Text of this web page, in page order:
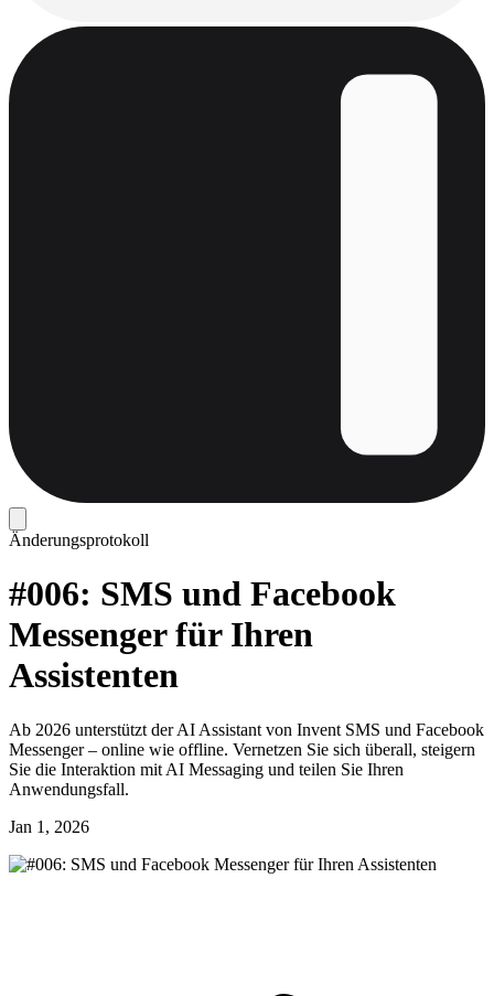
Änderungsprotokoll
#006: SMS und Facebook
Messenger für Ihren
Assistenten
Ab 2026 unterstützt der AI Assistant von Invent SMS und Facebook
Messenger – online wie offline. Vernetzen Sie sich überall, steigern
Sie die Interaktion mit AI Messaging und teilen Sie Ihren
Anwendungsfall.
Jan 1, 2026